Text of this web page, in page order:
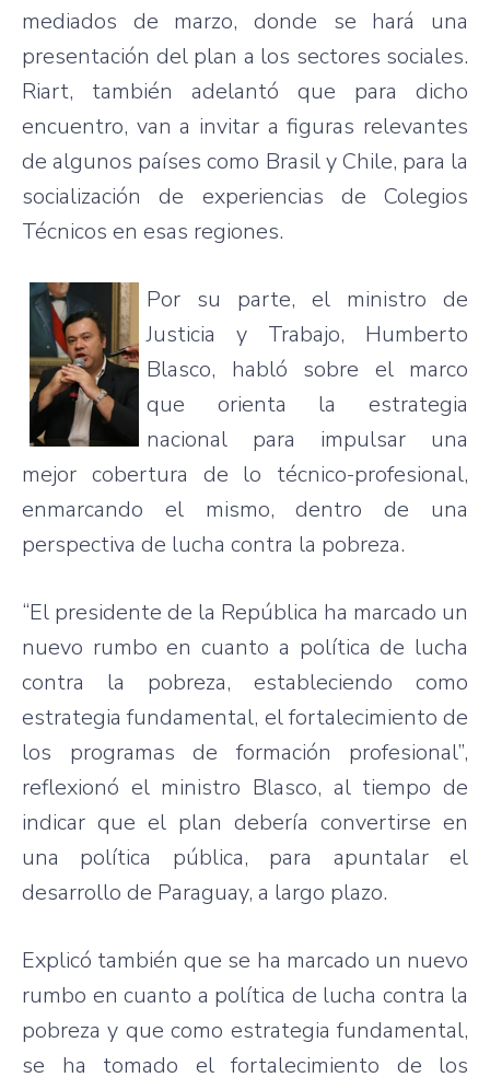
mediados de marzo, donde se hará una
presentación del plan a los sectores sociales.
Riart, también adelantó que para dicho
encuentro, van a invitar a figuras relevantes
de algunos países como Brasil y Chile, para la
socialización de experiencias de Colegios
Técnicos en esas regiones.
Por su parte, el ministro de
Justicia y Trabajo, Humberto
Blasco, habló sobre el marco
que orienta la estrategia
nacional para impulsar una
mejor cobertura de lo técnico-profesional,
enmarcando el mismo, dentro de una
perspectiva de lucha contra la pobreza.
“El presidente de la República ha marcado un
nuevo rumbo en cuanto a política de lucha
contra la pobreza, estableciendo como
estrategia fundamental, el fortalecimiento de
los programas de formación profesional”,
reflexionó el ministro Blasco, al tiempo de
indicar que el plan debería convertirse en
una política pública, para apuntalar el
desarrollo de Paraguay, a largo plazo.
Explicó también que se ha marcado un nuevo
rumbo en cuanto a política de lucha contra la
pobreza y que como estrategia fundamental,
se ha tomado el fortalecimiento de los